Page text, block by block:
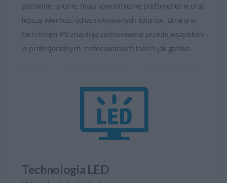
Wygodna praca
Praca z samym monitorem jest bardzo prosta i wygodna.
Monitory serii S posiadają łatwy dostęp do opcji
poziomie i pionie, mają równomierne podświetlenie oraz
lepszą wierność odwzorowywanych kolorów. Ekrany w
technologii IPS znajdują zastosowanie przede wszystkim
w profesjonalnych zastosowaniach takich jak grafika.
Technologia LED